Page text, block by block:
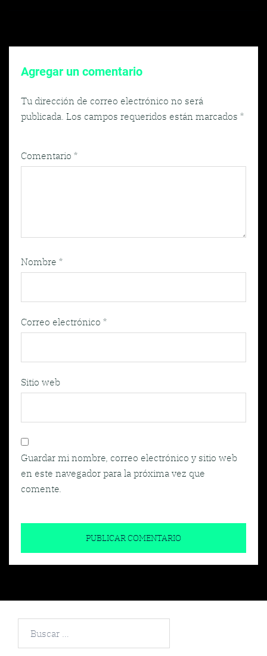
Agregar un comentario
Tu dirección de correo electrónico no será
publicada. Los campos requeridos están marcados *
Comentario *
Nombre *
Correo electrónico *
Sitio web
Guardar mi nombre, correo electrónico y sitio web
en este navegador para la próxima vez que
comente.